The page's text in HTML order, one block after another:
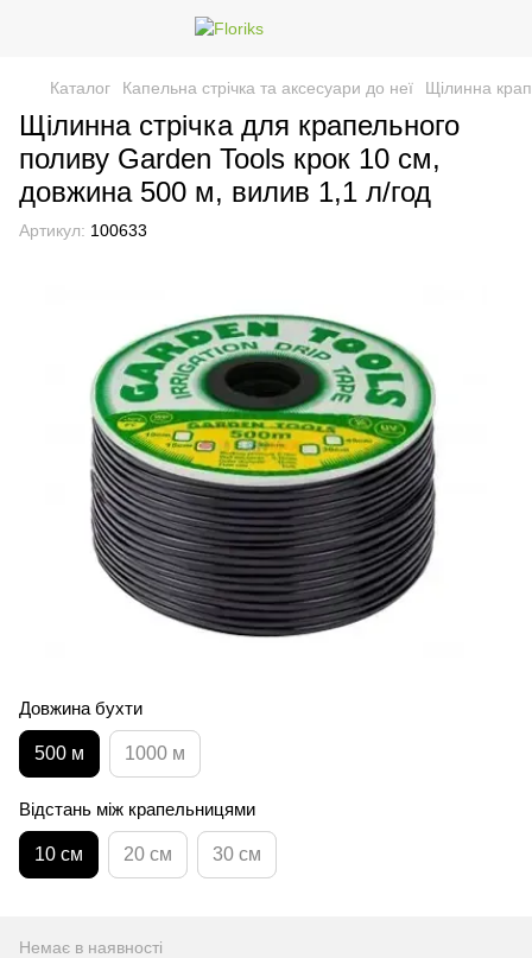
Каталог Капельна стрічка та аксесуари до неї Щілинна
Щілинна стрічка для крапельного
поливу Garden Tools крок 10 см,
довжина 500 м, вилив 1,1 л/год
Артикул: 100633
Довжина бухти
500 м 1000 м
Відстань між крапельницями
10 см 20 см 30 см
Немає в наявності